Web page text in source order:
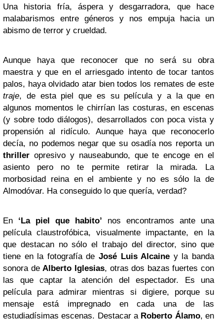
Una historia fría, áspera y desgarradora, que hace
malabarismos entre géneros y nos empuja hacia un
abismo de terror y crueldad.
Aunque haya que reconocer que no será su obra
maestra y que en el arriesgado intento de tocar tantos
palos, haya olvidado atar bien todos los remates de este
traje, de esta piel que es su película y a la que en
algunos momentos le chirrían las costuras, en escenas
(y sobre todo diálogos), desarrollados con poca vista y
propensión al ridículo. Aunque haya que reconocerlo
decía, no podemos negar que su osadía nos reporta un
thriller opresivo y nauseabundo, que te encoge en el
asiento pero no te permite retirar la mirada. La
morbosidad reina en el ambiente y no es sólo la de
Almodóvar. Ha conseguido lo que quería, verdad?
En ‘La piel que habito’ nos encontramos ante una
película claustrofóbica, visualmente impactante, en la
que destacan no sólo el trabajo del director, sino que
tiene en la fotografía de José Luis Alcaine y la banda
sonora de Alberto Iglesias, otras dos bazas fuertes con
las que captar la atención del espectador. Es una
película para admirar mientras si digiere, porque su
mensaje está impregnado en cada una de las
estudiadísimas escenas. Destacar a Roberto Álamo, en